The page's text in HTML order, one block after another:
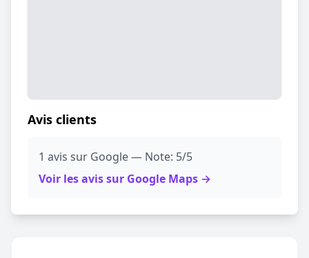
Avis clients
1 avis sur Google — Note: 5/5
Voir les avis sur Google Maps →